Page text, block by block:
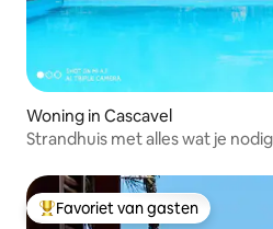
Woning in Cascavel
Strandhuis met alles wat je
Topfavoriet van gasten
Favoriet van gasten